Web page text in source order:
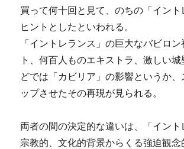
買って何十回と見て、のちの「イン
ヒントとしたといわれる。
「イントレランス」の巨大なバビロ
ト、何百人ものエキストラ、激しい
どでは「カビリア」の影響というか
ップさせたその再現が見られる。
両者の間の決定的な違いは、「イント
宗教的、文化的背景からくる強迫観